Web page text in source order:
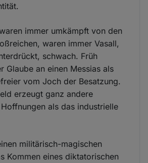
immer umkämpft von den
waren immer Vasall,
schwach. Früh
Glaube an einen Messias als
vom Joch der Besatzung.
erzeugt ganz andere
als das industrielle
militärisch-magischen
Kommen eines diktatorischen